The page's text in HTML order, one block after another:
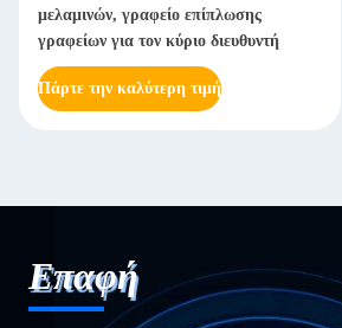
μελαμινών, γραφείο επίπλωσης
γραφείων για τον κύριο διευθυντή
Πάρτε την καλύτερη τιμή
Επαφή